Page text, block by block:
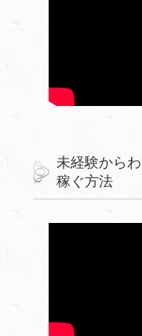
未経験から
稼ぐ方法